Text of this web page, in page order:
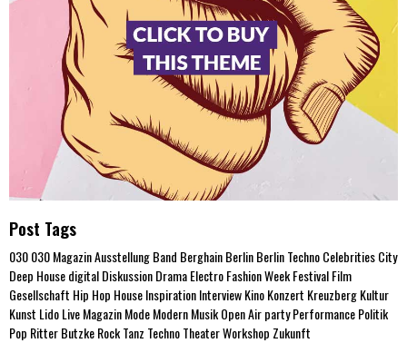
Post Tags
030030 MagazinAusstellungBand BerghainBerlinBerlin TechnoCelebritiesCity
Deep HousedigitalDiskussionDramaElectroFashion WeekFestivalFilm
Gesellschaft Hip Hop HouseInspirationInterviewKinoKonzert KreuzbergKultur
Kunst LidoLiveMagazinModeModernMusikOpen AirpartyPerformancePolitik
Pop Ritter ButzkeRockTanz TechnoTheaterWorkshop Zukunft